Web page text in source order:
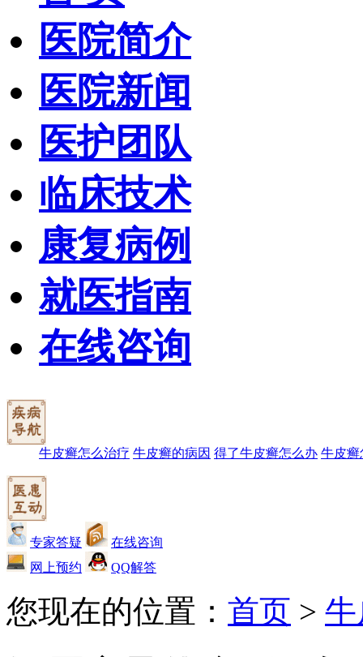
医院简介
医院新闻
医护团队
临床技术
康复病例
就医指南
在线咨询
牛皮癣怎么治疗 牛皮癣的病因 得了牛皮癣怎么办 牛皮癣
专家答疑
在线咨询
网上预约
QQ解答
您现在的位置： 首页 >